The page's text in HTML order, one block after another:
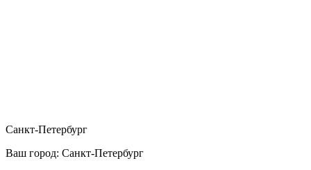
Санкт-Петербург
Ваш город: Санкт-Петербург